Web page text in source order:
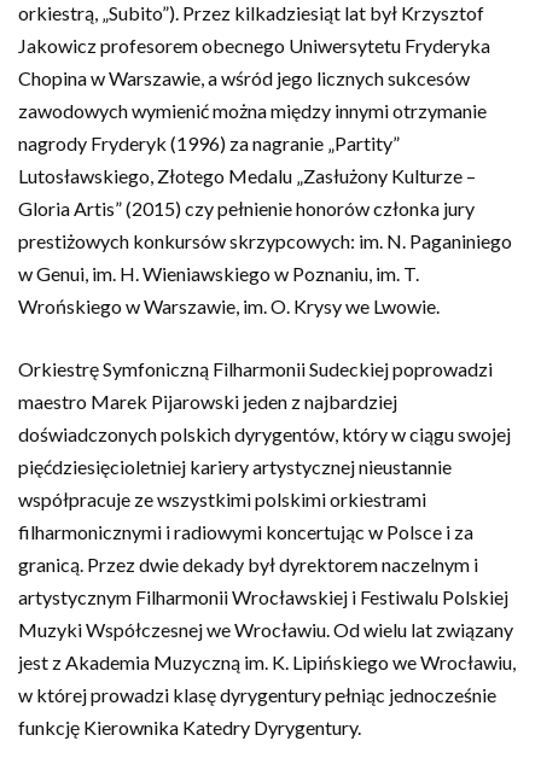
orkiestrą, „Subito”). Przez kilkadziesiąt lat był Krzysztof
Jakowicz profesorem obecnego Uniwersytetu Fryderyka
Chopina w Warszawie, a wśród jego licznych sukcesów
zawodowych wymienić można między innymi otrzymanie
nagrody Fryderyk (1996) za nagranie „Partity”
Lutosławskiego, Złotego Medalu „Zasłużony Kulturze –
Gloria Artis” (2015) czy pełnienie honorów członka jury
prestiżowych konkursów skrzypcowych: im. N. Paganiniego
w Genui, im. H. Wieniawskiego w Poznaniu, im. T.
Wrońskiego w Warszawie, im. O. Krysy we Lwowie.
Orkiestrę Symfoniczną Filharmonii Sudeckiej poprowadzi
maestro Marek Pijarowski jeden z najbardziej
doświadczonych polskich dyrygentów, który w ciągu swojej
pięćdziesięcioletniej kariery artystycznej nieustannie
współpracuje ze wszystkimi polskimi orkiestrami
filharmonicznymi i radiowymi koncertując w Polsce i za
granicą. Przez dwie dekady był dyrektorem naczelnym i
artystycznym Filharmonii Wrocławskiej i Festiwalu Polskiej
Muzyki Współczesnej we Wrocławiu. Od wielu lat związany
jest z Akademia Muzyczną im. K. Lipińskiego we Wrocławiu,
w której prowadzi klasę dyrygentury pełniąc jednocześnie
funkcję Kierownika Katedry Dyrygentury.